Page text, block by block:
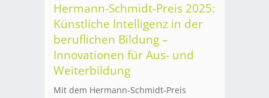
Hermann-Schmidt-Preis 2025:
Künstliche Intelligenz in der
beruflichen Bildung –
Innovationen für Aus- und
Weiterbildung
Mit dem Hermann-Schmidt-Preis